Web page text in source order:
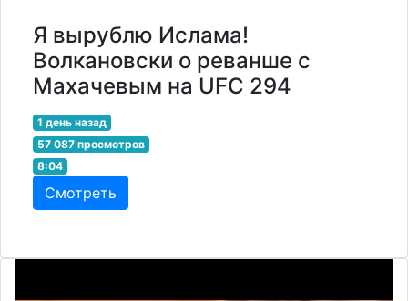
Я вырублю Ислама!
Волкановски о реванше с
Махачевым на UFC 294
1 день назад
57 087 просмотров
8:04
Смотреть